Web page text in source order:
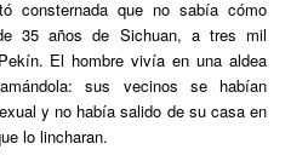
consternada que no sabía cómo
35 años de Sichuan, a tres mil
El hombre vivía en una aldea
sus vecinos se habían
y no había salido de su casa en
lo lincharan.